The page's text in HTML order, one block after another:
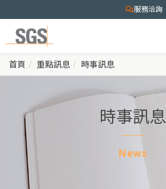
服務洽詢
首頁 重點訊息 時事訊息
時事訊息
News